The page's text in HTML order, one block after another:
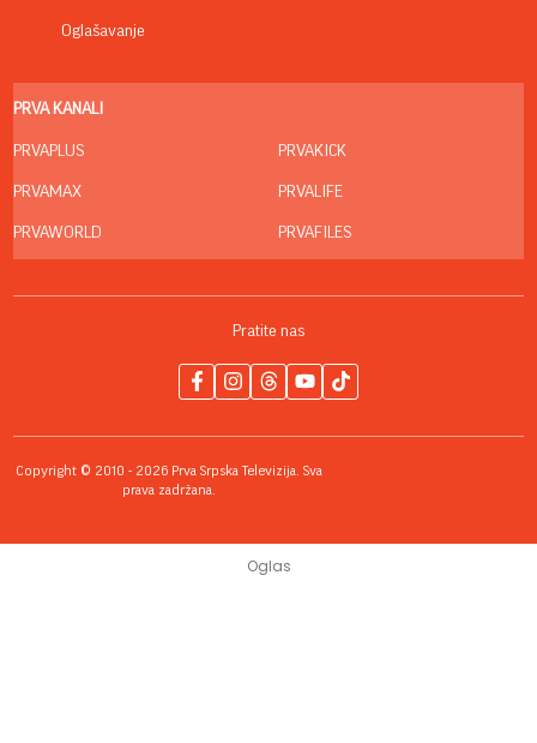
Oglašavanje
PRVA KANALI
PRVAPLUS
PRVAMAX
PRVAWORLD
PRVAKICK
PRVALIFE
PRVAFILES
Pratite nas
Copyright © 2010 - 2026 Prva Srpska Televizija. Sva
prava zadržana.